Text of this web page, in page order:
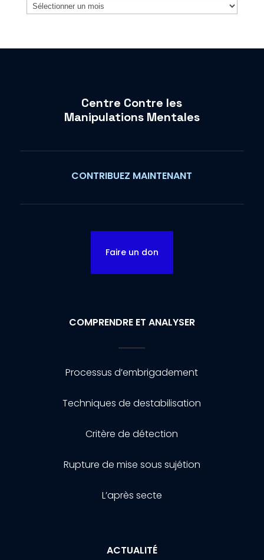
Archives
Centre Contre les
Manipulations Mentales
CONTRIBUEZ MAINTENANT
Faire un don
COMPRENDRE ET ANALYSER
Processus d’embrigadement
Techniques de destabilisation
Critère de détection
Rupture de mise sous sujétion
L’après secte
ACTUALITÉ